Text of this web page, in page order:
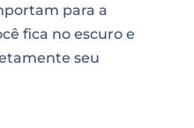
para a
fica no escuro e
seu